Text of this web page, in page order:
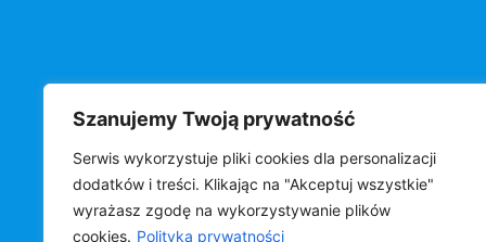
Szanujemy Twoją prywatność
Serwis wykorzystuje pliki cookies dla personalizacji
dodatków i treści. Klikając na "Akceptuj wszystkie"
wyrażasz zgodę na wykorzystywanie plików
cookies. Polityka prywatności
©OPTIMA s.c.